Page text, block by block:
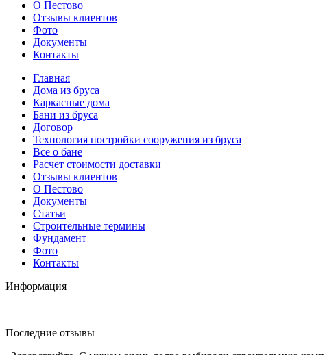
О Пестово
Отзывы клиентов
Фото
Документы
Контакты
Главная
Дома из бруса
Каркасные дома
Бани из бруса
Договор
Технология постройки сооружения из бруса
Все о бане
Расчет стоимости доставки
Отзывы клиентов
О Пестово
Документы
Статьи
Строительные термины
Фундамент
Фото
Контакты
Информация
Последние отзывы